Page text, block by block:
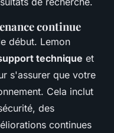
continue
début. Lemon
technique et
s'assurer que votre
Cela inclut
des
continues